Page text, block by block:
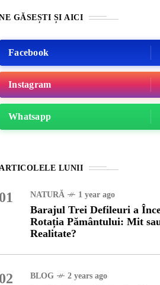
GĂSEȘTI ȘI AICI
Facebook
Instagram
Whatsapp
LUNII
01 NATURĂ 1 year ago
Barajul Trei Defileuri a
Rotația Pământului: Mit
Realitate?
02 BLOG 2 years ago
Rotația Pământului:
sau Realitate?
2 years ago